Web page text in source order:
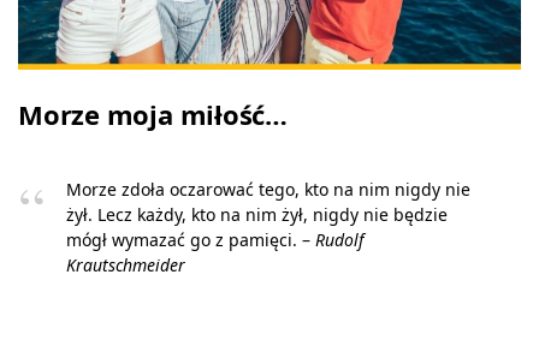
Morze moja miłość…
Morze zdoła oczarować tego, kto na nim nigdy nie
żył. Lecz każdy, kto na nim żył, nigdy nie będzie
mógł wymazać go z pamięci. – Rudolf
Krautschmeider